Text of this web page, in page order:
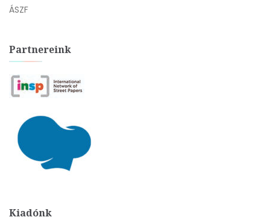
ÁSZF
Partnereink
Kiadónk